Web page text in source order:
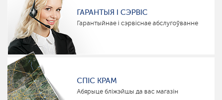
ГАРАНТЫЯ І СЭРВІС
Гарантыйнае і сэрвіснае абслугоўванне
СПІС КРАМ
Абярыце бліжэйшы да вас магазін